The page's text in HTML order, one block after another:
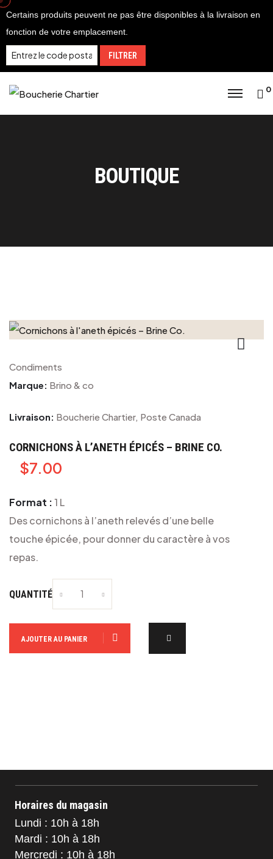
Certains produits peuvent ne pas être disponibles à la livraison en
fonction de votre emplacement.
FILTRER
0
BOUTIQUE
Condiments
Marque: Brino & co
Livraison: Boucherie Chartier, Poste Canada
CORNICHONS À L’ANETH ÉPICÉS – BRINE CO.
$7.00
Format :1 L
Des cornichons à l’aneth relevés d’une belle
touche épicée, pour donner du caractère à vos
repas.
QUANTITÉ
AJOUTER AU PANIER
Horaires du magasin
Lundi : 10h à 18h
Mardi : 10h à 18h
Mercredi : 10h à 18h